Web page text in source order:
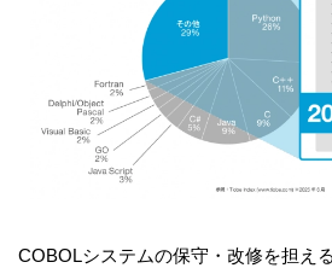
COBOLシステムの保守・改修を担え